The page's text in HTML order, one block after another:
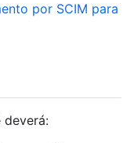
por SCIM para
deverá: